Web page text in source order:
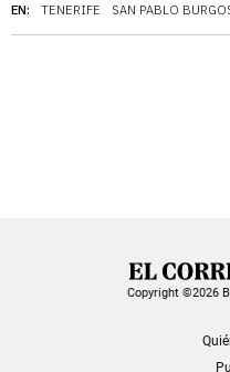
EN: TENERIFE SAN PABLO
Copyright ©2026